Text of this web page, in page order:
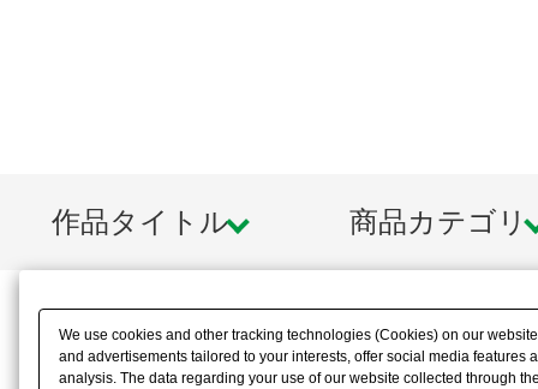
作品タイトル 商品カテゴリ
We use cookies and other tracking technologies (Cookies) on our
and advertisements tailored to your interests, offer social media features
analysis. The data regarding your use of our website collected through